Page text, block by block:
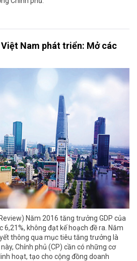
Nam phát triển: Mở các
Năm 2016 tăng trưởng GDP của
6,21%, không đạt kế hoạch đề ra. Năm
thông qua mục tiêu tăng trưởng là
Chính phủ (CP) cần có những cơ
hoạt, tạo cho cộng đồng doanh